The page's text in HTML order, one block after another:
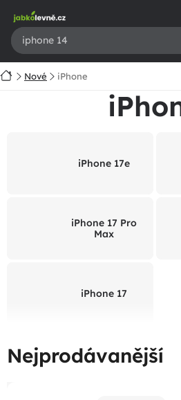
obsah
DomůNové iPhone
iPhone 17e
iPhone 17 Pro
Max
iPhone 17
Nejprodávanější